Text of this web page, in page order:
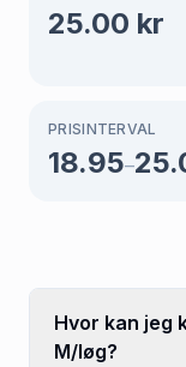
25.00 kr
PRISINTERVAL
18.95–
Hvor kan jeg
M/løg?